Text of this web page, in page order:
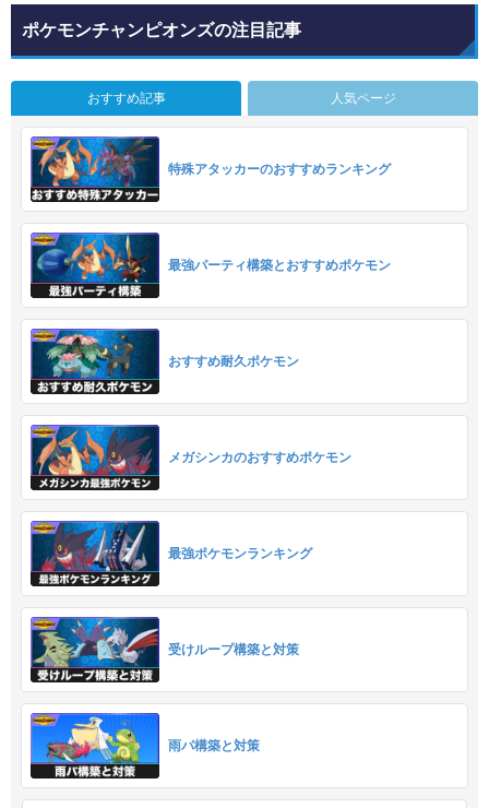
ポケモンチャンピオンズの注目記事
おすすめ記事 人気ページ
特殊アタッカーのおすすめランキング
最強パーティ構築とおすすめポケモン
おすすめ耐久ポケモン
メガシンカのおすすめポケモン
最強ポケモンランキング
受けループ構築と対策
雨パ構築と対策